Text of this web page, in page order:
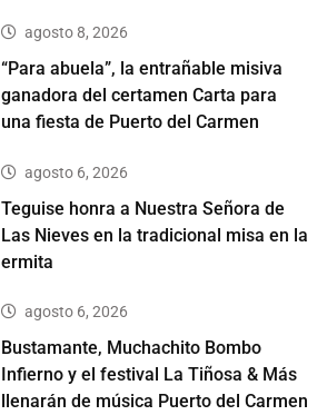
agosto 8, 2026
“Para abuela”, la entrañable misiva
ganadora del certamen Carta para
una fiesta de Puerto del Carmen
agosto 6, 2026
Teguise honra a Nuestra Señora de
Las Nieves en la tradicional misa en la
ermita
agosto 6, 2026
Bustamante, Muchachito Bombo
Infierno y el festival La Tiñosa & Más
llenarán de música Puerto del Carmen